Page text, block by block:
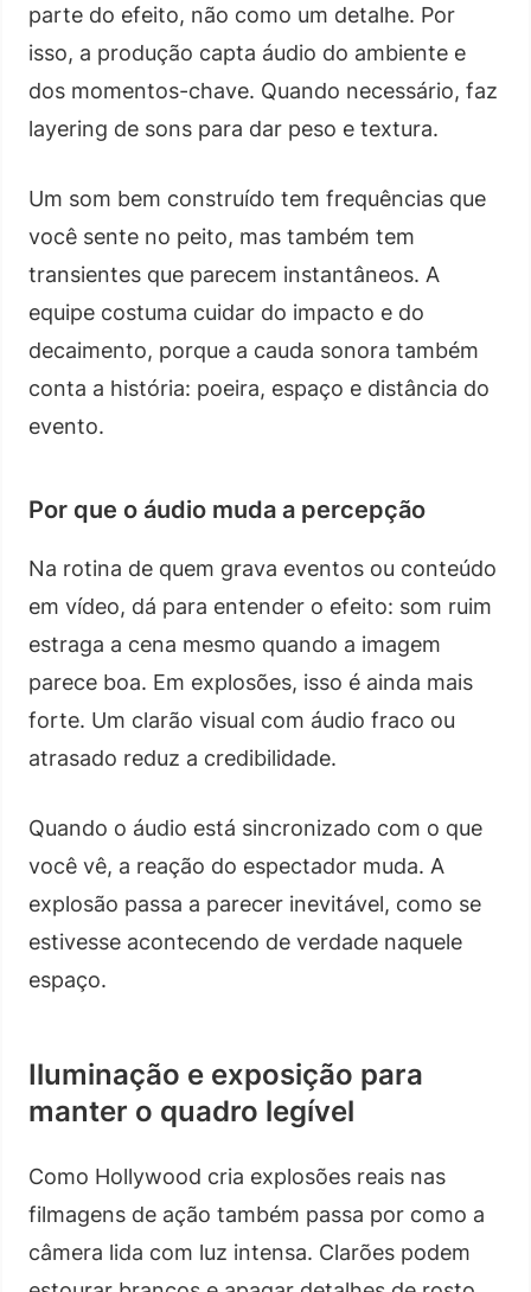
parte do efeito, não como um detalhe. Por
isso, a produção capta áudio do ambiente e
dos momentos-chave. Quando necessário, faz
layering de sons para dar peso e textura.
Um som bem construído tem frequências que
você sente no peito, mas também tem
transientes que parecem instantâneos. A
equipe costuma cuidar do impacto e do
decaimento, porque a cauda sonora também
conta a história: poeira, espaço e distância do
evento.
Por que o áudio muda a percepção
Na rotina de quem grava eventos ou conteúdo
em vídeo, dá para entender o efeito: som ruim
estraga a cena mesmo quando a imagem
parece boa. Em explosões, isso é ainda mais
forte. Um clarão visual com áudio fraco ou
atrasado reduz a credibilidade.
Quando o áudio está sincronizado com o que
você vê, a reação do espectador muda. A
explosão passa a parecer inevitável, como se
estivesse acontecendo de verdade naquele
espaço.
Iluminação e exposição para
manter o quadro legível
Como Hollywood cria explosões reais nas
filmagens de ação também passa por como a
câmera lida com luz intensa. Clarões podem